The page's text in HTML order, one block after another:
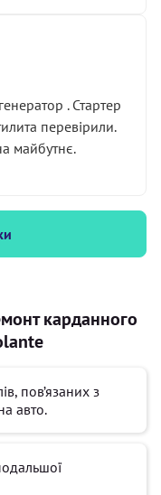
. Стартер
перевірили.
майбутнє.
карданного
пов’язаних з
авто.